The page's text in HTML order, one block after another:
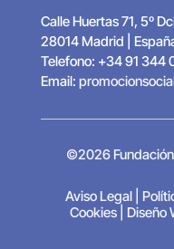
Calle Huertas 71, 5º
28014 Madrid |
Telefono: +34 91 344
Email:
©2026
Aviso Legal
Cookies| Diseño